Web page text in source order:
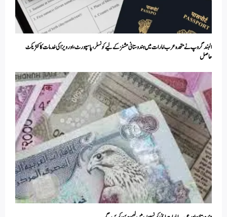
الہند گروپ نے متحدہ عرب امارات میں ہندوستانی مشنز کے لیے کونسلر، پاسپورٹ، اور ویزا کی خدمات کا کنٹریکٹ
حاصل